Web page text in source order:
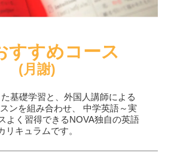
すすめコース
(月謝)
基礎学習と、外国人講師による
ンを組み合わせ、
中学英語～実
よく習得できるNOVA独自の英語
リキュラムです。